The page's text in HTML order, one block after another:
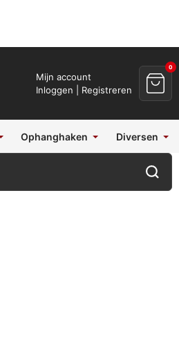
Mijn account
Inloggen | Registreren
0
Ophanghaken Diversen